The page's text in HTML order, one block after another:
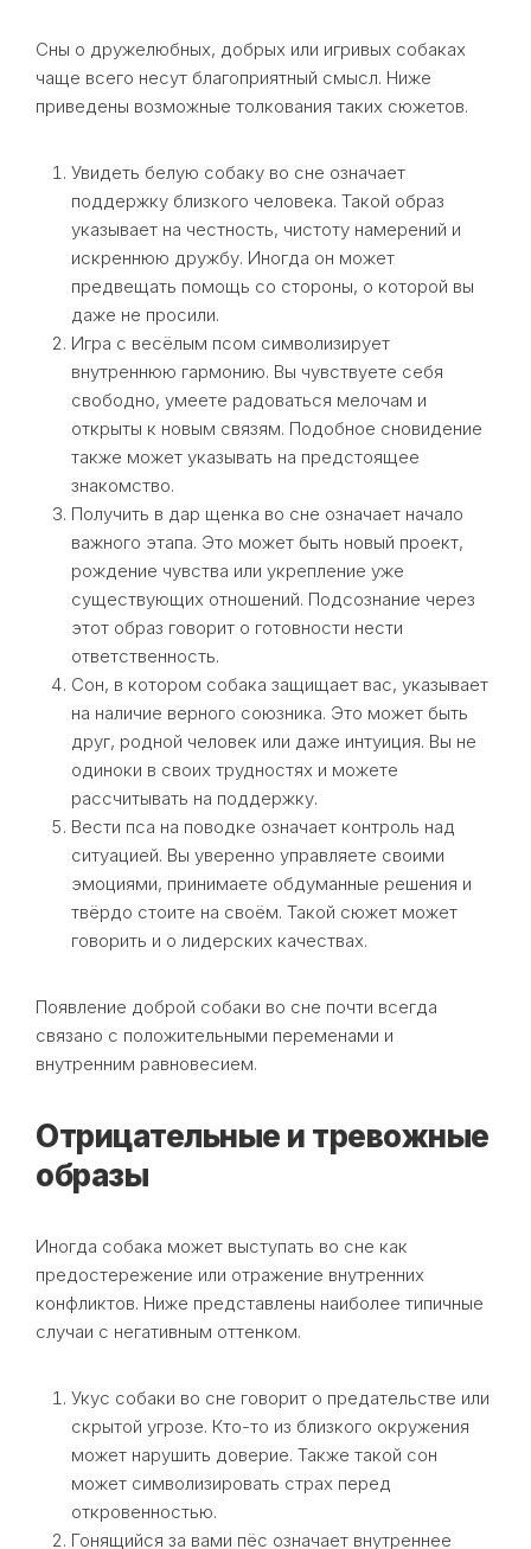
Сны о дружелюбных, добрых или игривых собаках
чаще всего несут благоприятный смысл. Ниже
приведены возможные толкования таких сюжетов.
Увидеть белую собаку во сне означает
поддержку близкого человека. Такой образ
указывает на честность, чистоту намерений и
искреннюю дружбу. Иногда он может
предвещать помощь со стороны, о которой вы
даже не просили.
Игра с весёлым псом символизирует
внутреннюю гармонию. Вы чувствуете себя
свободно, умеете радоваться мелочам и
открыты к новым связям. Подобное сновидение
также может указывать на предстоящее
знакомство.
Получить в дар щенка во сне означает начало
важного этапа. Это может быть новый проект,
рождение чувства или укрепление уже
существующих отношений. Подсознание через
этот образ говорит о готовности нести
ответственность.
Сон, в котором собака защищает вас, указывает
на наличие верного союзника. Это может быть
друг, родной человек или даже интуиция. Вы не
одиноки в своих трудностях и можете
рассчитывать на поддержку.
Вести пса на поводке означает контроль над
ситуацией. Вы уверенно управляете своими
эмоциями, принимаете обдуманные решения и
твёрдо стоите на своём. Такой сюжет может
говорить и о лидерских качествах.
Появление доброй собаки во сне почти всегда
связано с положительными переменами и
внутренним равновесием.
Отрицательные и тревожные
образы
Иногда собака может выступать во сне как
предостережение или отражение внутренних
конфликтов. Ниже представлены наиболее типичные
случаи с негативным оттенком.
Укус собаки во сне говорит о предательстве или
скрытой угрозе. Кто-то из близкого окружения
может нарушить доверие. Также такой сон
может символизировать страх перед
откровенностью.
Гонящийся за вами пёс означает внутреннее